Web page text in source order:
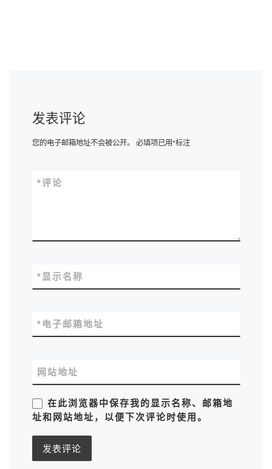
发表评论
您的电子邮箱地址不会被公开。 必填项已用*标注
评论
*
显示名称
*
电子邮箱地址
*
网站地址
在此浏览器中保存我的显示名称、邮箱地
址和网站地址，以便下次评论时使用。